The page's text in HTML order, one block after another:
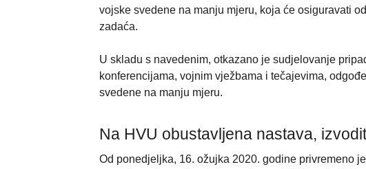
vojske svedene na manju mjeru, koja će osiguravati
zadaća.
U skladu s navedenim, otkazano je sudjelovanje
konferencijama, vojnim vježbama i tečajevima,
svedene na manju mjeru.
Na HVU obustavljena nastava,
Od ponedjeljka, 16. ožujka 2020. godine privremeno